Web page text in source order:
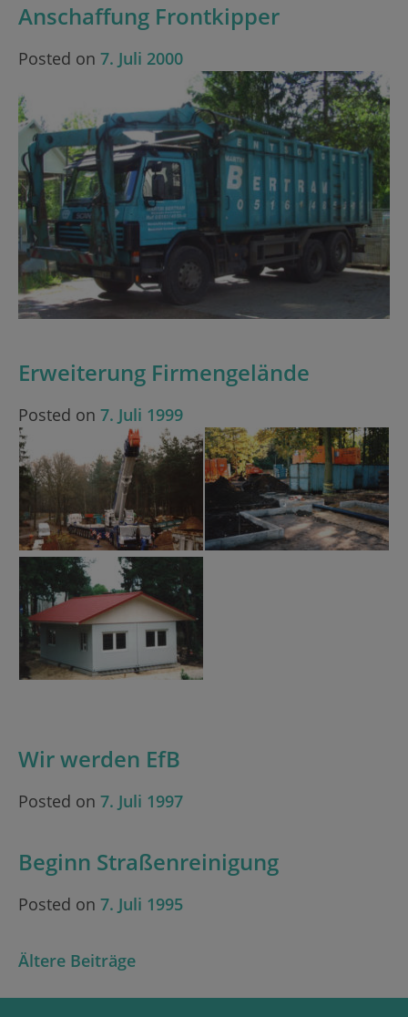
Anschaffung Frontkipper
Posted on 7. Juli 2000
Erweiterung Firmengelände
Posted on 7. Juli 1999
Wir werden EfB
Posted on 7. Juli 1997
Beginn Straßenreinigung
Posted on 7. Juli 1995
Beitragsnavigation
Ältere Beiträge